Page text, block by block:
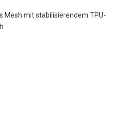
Mesh mit stabilisierendem TPU-